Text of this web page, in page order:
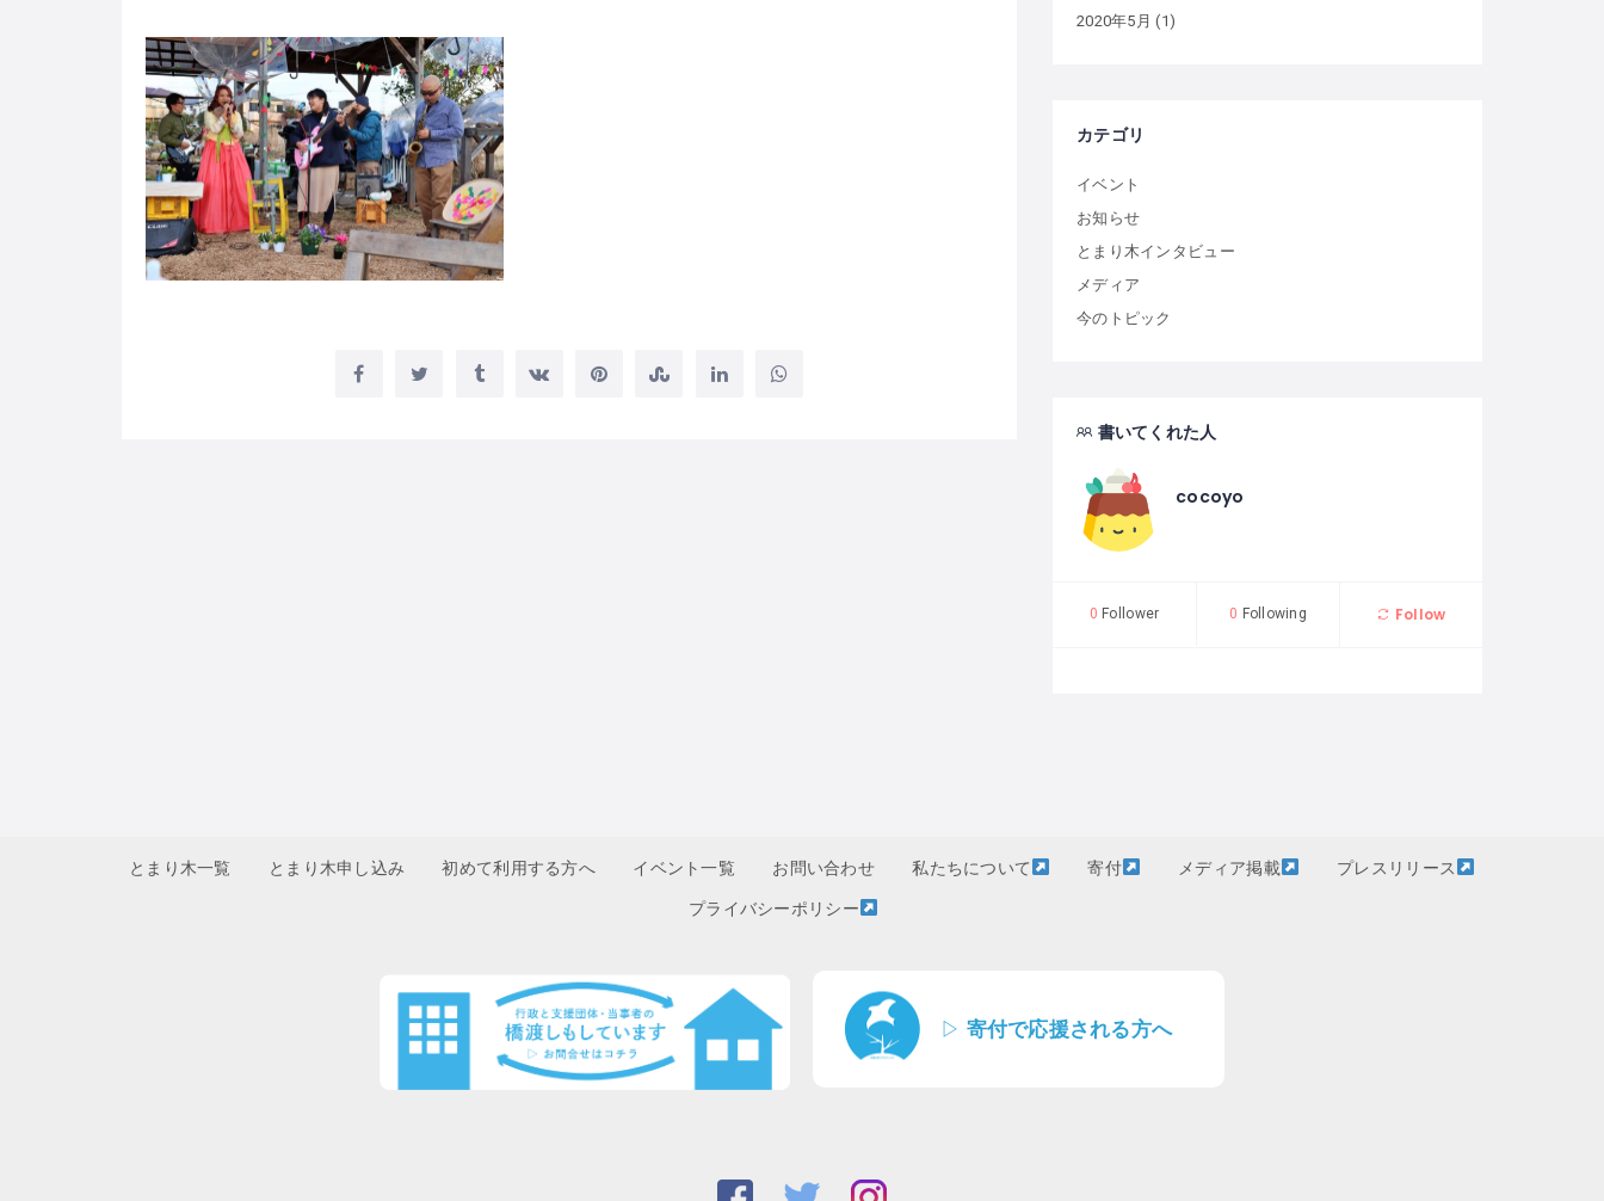
2020年5月 (1)
カテゴリ
イベント
お知らせ
とまり木インタビュー
メディア
今のトピック
書いてくれた人
cocoyo
0 Follower 0 Following Follow
とまり木一覧 とまり木申し込み 初めて利用する方へ イベント一覧 お問い合わせ 私たちについて 寄付 メディア掲載 プレスリリース
プライバシーポリシー
▷ 寄付で応援される方へ